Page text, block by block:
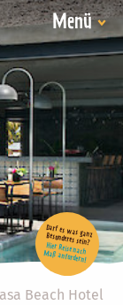
Menü
Beach Hotel
Darf es was ganz Besonderes sein?
Hier Reise nach Maß anfordern!